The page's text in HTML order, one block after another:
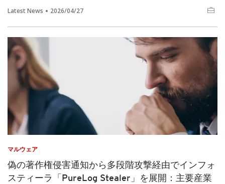
Latest News 2026/04/27
マルウェア
偽の著作権侵害通知から多段階攻撃経由でインフォ
スティーラ「PureLog Stealer」を展開：主要産業